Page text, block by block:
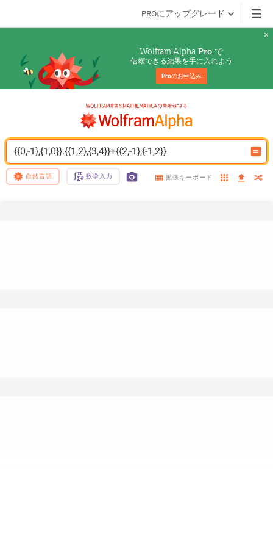
PROにアップグレード
Wolfram|Alpha Pro で
信頼できる結果を手に入れよう
Proのお申込み
{{0,-1},{1,0}}.{{1,2},{3,4}}+{{2,-1},{-1,2}}
自然言語 数学入力 拡張キーボード